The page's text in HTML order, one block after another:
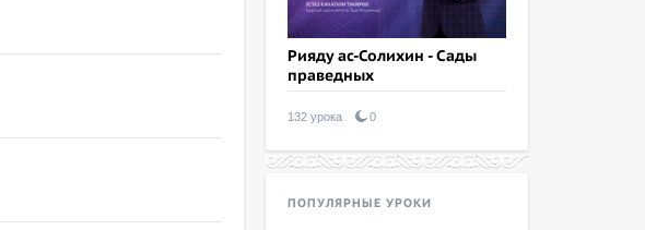
Рияду ас-Солихин - Сады
праведных
132 урока 0
ПОПУЛЯРНЫЕ УРОКИ